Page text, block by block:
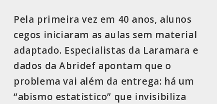
Pela primeira vez em 40 anos, alunos
cegos iniciaram as aulas sem material
adaptado. Especialistas da Laramara e
dados da Abridef apontam que o
problema vai além da entrega: há um
“abismo estatístico” que invisibiliza